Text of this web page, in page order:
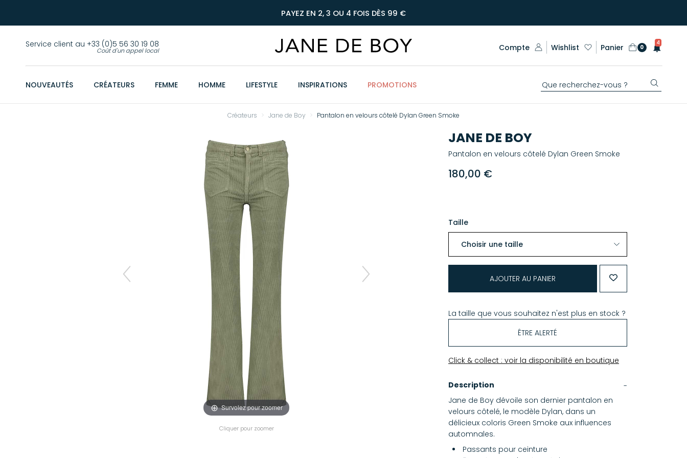
PAYEZ EN 2, 3 OU 4 FOIS DÈS 99 €
Service client au +33 (0)5 56 30 19 08
Coût d'un appel local Compte Wishlist Panier 0
4
NOUVEAUTÉS CRÉATEURS FEMME HOMME LIFESTYLE INSPIRATIONS PROMOTIONS
Créateurs Jane de Boy Pantalon en velours côtelé Dylan Green Smoke
Survolez pour zoomer
Cliquer pour zoomer
JANE DE BOY
Pantalon en velours côtelé Dylan Green Smoke
180,00 €
Taille
AJOUTER AU PANIER
La taille que vous souhaitez n'est plus en stock ?
ÊTRE ALERTÉ
Click & collect : voir la disponibilité en boutique
Description
Jane de Boy dévoile son dernier pantalon en
velours côtelé, le modèle Dylan, dans un
délicieux coloris Green Smoke aux influences
automnales.
Passants pour ceinture